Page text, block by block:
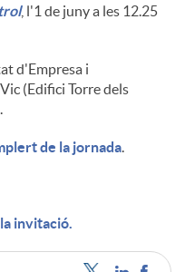
, l'1 de juny a les 12.25
d'Empresa i
(Edifici Torre dels
de la jornada.
invitació.